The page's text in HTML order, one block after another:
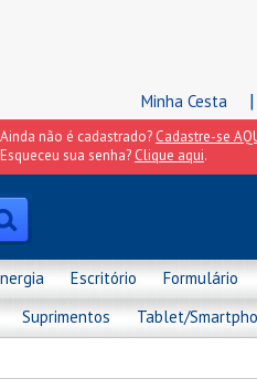
Minha Cesta |
Ainda não é cadastrado? Cadastre-se
Esqueceu sua senha? Clique aqui.
Escritório Formulário
Suprimentos Tablet/